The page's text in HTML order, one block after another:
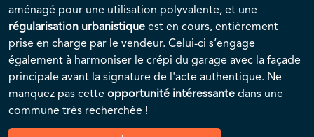
aménagé pour une utilisation polyvalente, et une
régularisation urbanistique est en cours, entièrement
prise en charge par le vendeur. Celui-ci s’engage
également à harmoniser le crépi du garage avec la façade
principale avant la signature de l'acte authentique. Ne
manquez pas cette opportunité intéressante dans une
commune très recherchée !